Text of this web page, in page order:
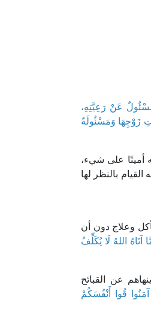
عَنْ رَعِيَّتِهِ،
زَوْجِهَا وَمَسْئُولَةٌ
من جعله الله أمينًا على شيء،
بالنظر لها
وعلاج دون أن
اللهُ لَا يُكَلِّفُ
عن القبائح
آمَنُوا قُوا أَنْفُسَكُمْ